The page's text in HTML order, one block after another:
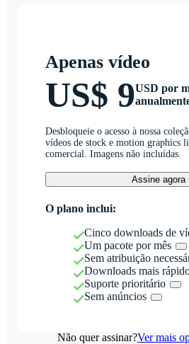
Apenas vídeo
US$ 9USD por
Desbloqueie o acesso à nossa
vídeos de stock e motion graphics
comercial. Imagens não incluídas.
Assine agora
O plano inclui:
Cinco downloads de
Um pacote por mês
Sem atribuição
Downloads mais
Suporte prioritário
Sem anúncios
Não quer assinar?Ver mais